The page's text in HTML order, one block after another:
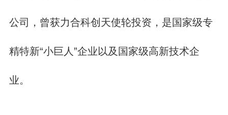
公司，曾获力合科创天使轮投资，是国家级专
精特新“小巨人”企业以及国家级高新技术企
业。